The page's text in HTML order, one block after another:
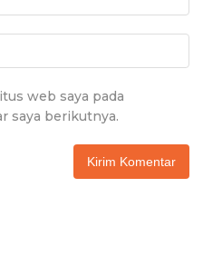
web saya pada
saya berikutnya.